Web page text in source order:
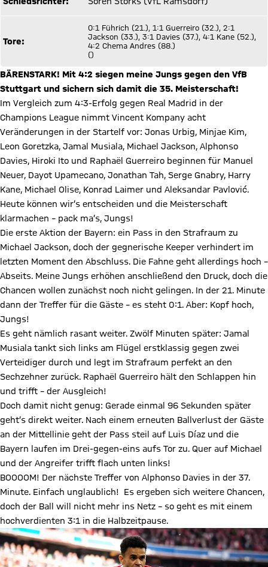
Tore:
0:1 Führich (21.), 1:1 Guerreiro (32.), 2:1
Jackson (33.), 3:1 Davies (37.), 4:1 Kane (52.),
4:2 Chema Andres (88.)
()
BÄRENSTARK! Mit 4:2 siegen meine Jungs gegen den VfB
Stuttgart und sichern sich damit die 35. Meisterschaft!
Im Vergleich zum 4:3-Erfolg gegen Real Madrid in der
Champions League nimmt Vincent Kompany acht
Veränderungen in der Startelf vor: Jonas Urbig, Minjae Kim,
Leon Goretzka, Jamal Musiala, Michael Jackson, Alphonso
Davies, Hiroki Ito und Raphaël Guerreiro beginnen für Manuel
Neuer, Dayot Upamecano, Jonathan Tah, Serge Gnabry, Harry
Kane, Michael Olise, Konrad Laimer und Aleksandar Pavlović.
Heute können wir’s entscheiden und die Meisterschaft
klarmachen – pack ma’s, Jungs!
Die erste Aktion der Bayern: ein Pass in den Strafraum zu
Michael Jackson, doch der gegnerische Keeper verhindert im
letzten Moment den Abschluss. Die Fahne geht allerdings hoch –
Abseits. Meine Jungs erhöhen anschließend den Druck, doch die
Chancen wollen zunächst noch nicht gelingen. In der 21. Minute
dann der Treffer für die Gäste – es steht 0:1. Aber: Kopf hoch,
Jungs!
Es geht nämlich rasant weiter. Zwölf Minuten später: Jamal
Musiala tankt sich links am Flügel erstklassig gegen zwei
Verteidiger durch und legt im Strafraum perfekt an den
Sechzehner zurück. Raphaël Guerreiro hält den Schlappen hin
und trifft – der Ausgleich!
Doch damit nicht genug: Gerade einmal 96 Sekunden später
geht’s direkt weiter. Nach einem erneuten Ballverlust der Gäste
an der Mittellinie geht der Pass steil auf Luis Díaz und die
Bayern laufen im Drei-gegen-eins aufs Tor zu. Quer auf Michael
und der Angreifer trifft flach unten links!
BOOOOM! Der nächste Treffer von Alphonso Davies in der 37.
Minute. Einfach unglaublich! Es ergeben sich weitere Chancen,
doch der Ball will nicht mehr ins Netz – so geht es mit einem
hochverdienten 3:1 in die Halbzeitpause.